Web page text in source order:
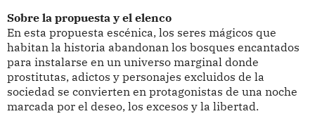
Sobre la propuesta y el elenco
En esta propuesta escénica, los seres mágicos que
habitan la historia abandonan los bosques encantados
para instalarse en un universo marginal donde
prostitutas, adictos y personajes excluidos de la
sociedad se convierten en protagonistas de una noche
marcada por el deseo, los excesos y la libertad.